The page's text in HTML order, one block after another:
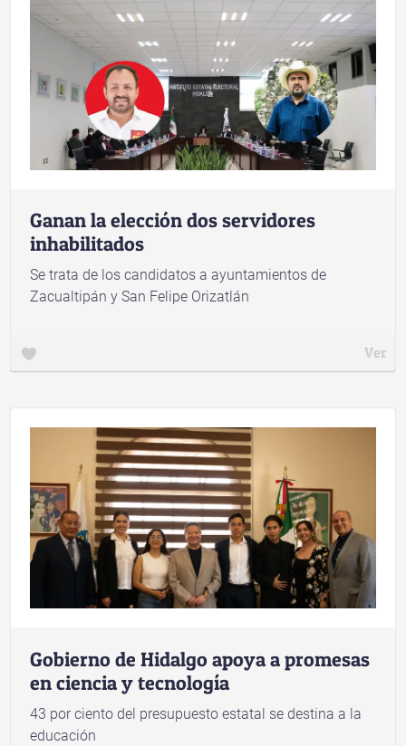
Ganan la elección dos servidores
inhabilitados
Se trata de los candidatos a ayuntamientos de
Zacualtipán y San Felipe Orizatlán
Ver
Gobierno de Hidalgo apoya a promesas
en ciencia y tecnología
43 por ciento del presupuesto estatal se destina a la
educación